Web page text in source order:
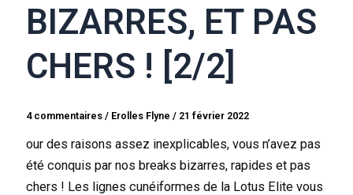
BIZARRES, ET PAS
CHERS ! [2/2]
4 commentaires / Erolles Flyne/ 21 février 2022
our des raisons assez inexplicables, vous n’avez pas
été conquis par nos breaks bizarres, rapides et pas
chers ! Les lignes cunéiformes de la Lotus Elite vous